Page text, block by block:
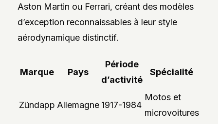
Aston Martin ou Ferrari, créant des modèles
d’exception reconnaissables à leur style
aérodynamique distinctif.
Marque Pays
Période
d’activité
Spécialité
Zündapp Allemagne 1917-1984
Motos et
microvoitures